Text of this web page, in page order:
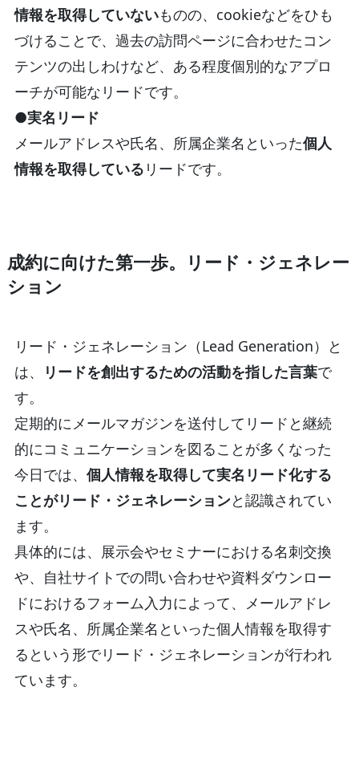
情報を取得していないものの、cookieなどをひも
づけることで、過去の訪問ページに合わせたコン
テンツの出しわけなど、ある程度個別的なアプロ
ーチが可能なリードです。
●実名リード
メールアドレスや氏名、所属企業名といった個人
情報を取得している リードです。
成約に向けた第一歩。リード・ジェネレー
ション
リード・ジェネレーション（Lead Generation）と
は、
リードを創出するための活動を指した言葉で
す。
定期的にメールマガジンを送付してリードと継続
的にコミュニケーションを図ることが多くなった
今日では、 個人情報を取得して実名リード化する
ことがリード・ジェネレーションと認識されてい
ます。
具体的には、展示会やセミナーにおける名刺交換
や、自社サイトでの問い合わせや資料ダウンロー
ドにおけるフォーム入力によって、メールアドレ
スや氏名、所属企業名といった個人情報を取得す
るという形でリード・ジェネレーションが行われ
ています。